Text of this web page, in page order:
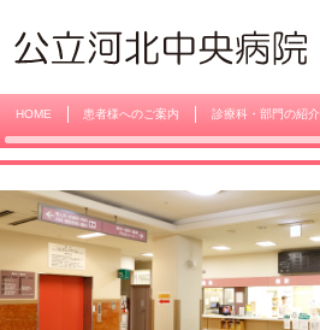
HOME 患者様へのご案内 診療科・部門の紹介